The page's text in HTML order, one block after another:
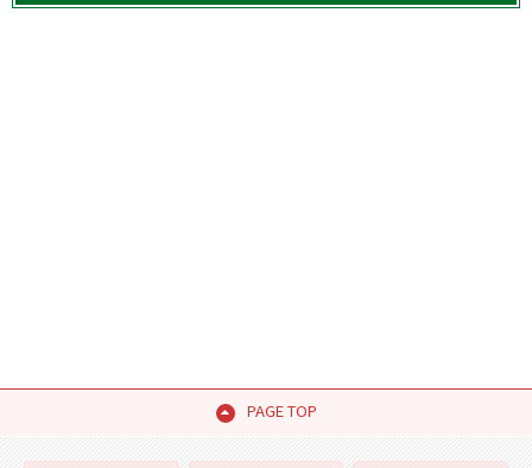
PAGE TOP